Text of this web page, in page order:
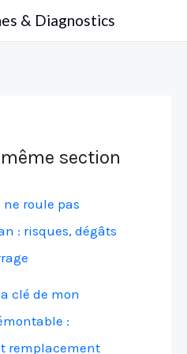
& Diagnostics
section
roule pas
: risques, dégâts
clé de mon
:
remplacement